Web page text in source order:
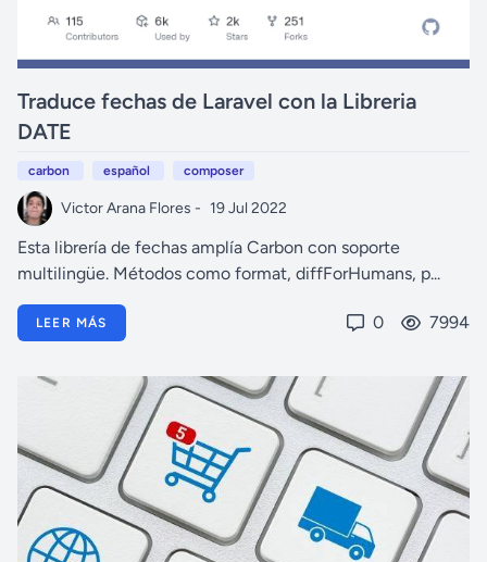
Traduce fechas de Laravel con la Libreria
DATE
carbon español composer
Victor Arana Flores - 19 Jul 2022
Esta librería de fechas amplía Carbon con soporte
multilingüe. Métodos como format, diffForHumans, p...
LEER MÁS 0 7994